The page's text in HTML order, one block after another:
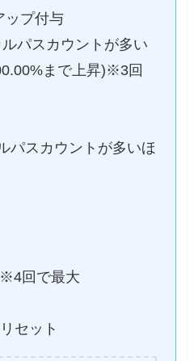
ップ付与
パスカウントが多い
まで上昇)※3回
パスカウントが多いほ
回で最大
セット